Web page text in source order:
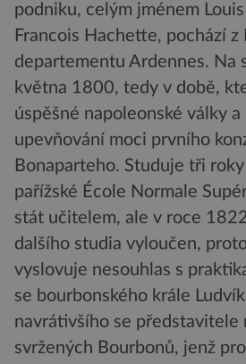
podniku, celým jménem
Francois Hachette, pochází z
departementu Ardennes. Na
května 1800, tedy v době,
úspěšné napoleonské války
upevňování moci prvního
Bonaparteho. Studuje tři
pařížské École Normale
stát učitelem, ale v roce
dalšího studia vyloučen,
vyslovuje nesouhlas s
se bourbonského krále
navrátivšího se představitele
svržených Bourbonů, jenž